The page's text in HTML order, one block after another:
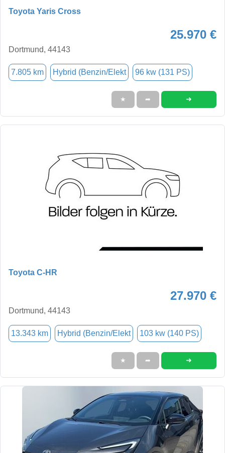
Toyota Yaris Cross
25.970 €
Dortmund, 44143
7.805 km Hybrid (Benzin/Elekt 96 kw (131 PS)
★ ➦ ➜
Toyota C-HR
27.970 €
Dortmund, 44143
13.343 km Hybrid (Benzin/Elekt 103 kw (140 PS)
★ ➦ ➜